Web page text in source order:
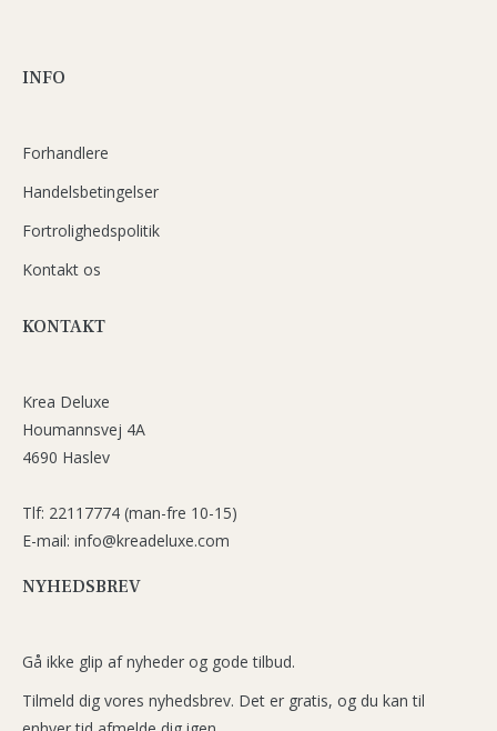
INFO
Forhandlere
Handelsbetingelser
Fortrolighedspolitik
Kontakt os
KONTAKT
Krea Deluxe
Houmannsvej 4A
4690 Haslev
Tlf: 22117774 (man-fre 10-15)
E-mail: info@kreadeluxe.com
NYHEDSBREV
Gå ikke glip af nyheder og gode tilbud.
Tilmeld dig vores nyhedsbrev. Det er gratis, og du kan til